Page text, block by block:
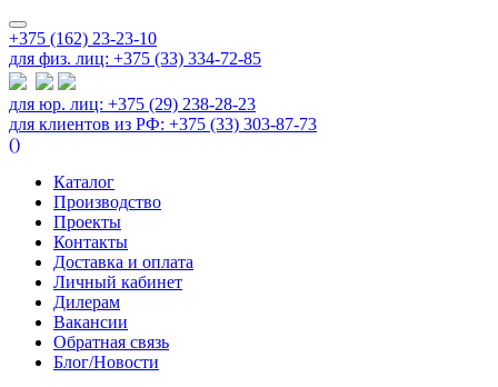
+375 (162) 23-23-10
для физ. лиц: +375 (33) 334-72-85
для юр. лиц: +375 (29) 238-28-23
для клиентов из РФ: +375 (33) 303-87-73
()
Каталог
Производство
Проекты
Контакты
Доставка и оплата
Личный кабинет
Дилерам
Вакансии
Обратная связь
Блог/Новости